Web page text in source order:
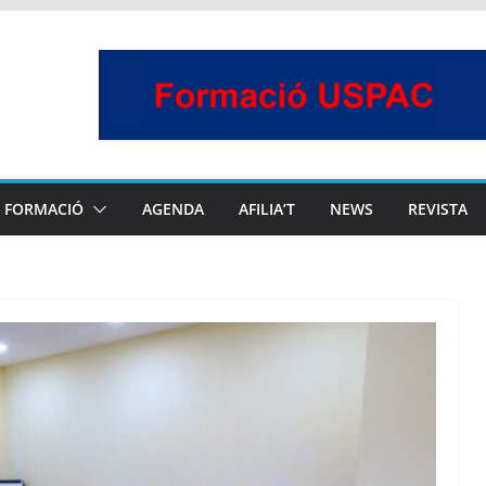
FORMACIÓ AGENDA AFILIA’T NEWS REVISTA